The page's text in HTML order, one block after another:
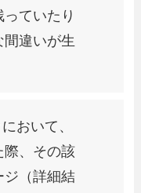
ていたり
間違いが生
おいて、
際、その該
ジ（詳細結